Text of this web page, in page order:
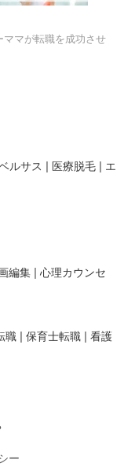
ママが転職を成功させ
ルサス | 医療脱毛 | エ
編集 | 心理カウンセ
職 | 保育士転職 | 看護
ー